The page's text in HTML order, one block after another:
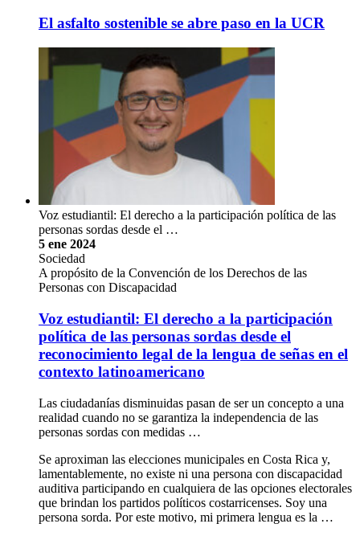
El asfalto sostenible se abre paso en la UCR
Voz estudiantil: El derecho a la participación política de las
personas sordas desde el …
5 ene 2024
Sociedad
A propósito de la Convención de los Derechos de las
Personas con Discapacidad
Voz estudiantil: El derecho a la participación
política de las personas sordas desde el
reconocimiento legal de la lengua de señas en el
contexto latinoamericano
Las ciudadanías disminuidas pasan de ser un concepto a una
realidad cuando no se garantiza la independencia de las
personas sordas con medidas …
Se aproximan las elecciones municipales en Costa Rica y,
lamentablemente, no existe ni una persona con discapacidad
auditiva participando en cualquiera de las opciones electorales
que brindan los partidos políticos costarricenses. Soy una
persona sorda. Por este motivo, mi primera lengua es la …